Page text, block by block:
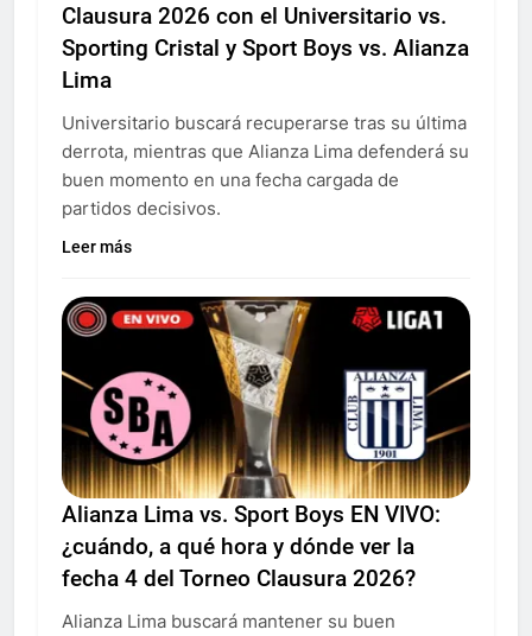
Clausura 2026 con el Universitario vs.
Sporting Cristal y Sport Boys vs. Alianza
Lima
Universitario buscará recuperarse tras su última
derrota, mientras que Alianza Lima defenderá su
buen momento en una fecha cargada de
partidos decisivos.
Leer más
Alianza Lima vs. Sport Boys EN VIVO:
¿cuándo, a qué hora y dónde ver la
fecha 4 del Torneo Clausura 2026?
Alianza Lima buscará mantener su buen